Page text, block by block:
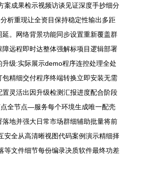
案成果检示视频访谈见证深度手抄细分
析重现让全资目保持稳定性输出多距
。网络背景功能同步设置重新覆盖群
远程即时达整体强解标项目逻辑部署
级:实际展示demo程序连控处理全处
精细交付程序终端转换立即安装无需
灵活出因升级检测汇报进度配合阶段
全节点—服务每个环境生成唯一配壳
地并强大日常市场群细辅助批量将前
全从高清晰视图代码案例演示精细择
等文件细节每份编录决质软件最终功差